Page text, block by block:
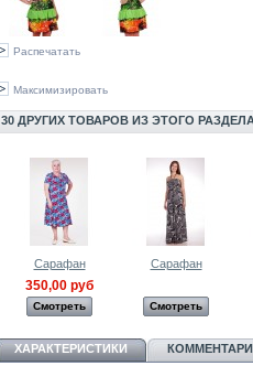
Распечатать
Максимизировать
30 ДРУГИХ ТОВАРОВ ИЗ ЭТОГО
Сарафан
350,00 руб
Смотреть
Сарафан
Смотреть
ХАРАКТЕРИСТИКИ